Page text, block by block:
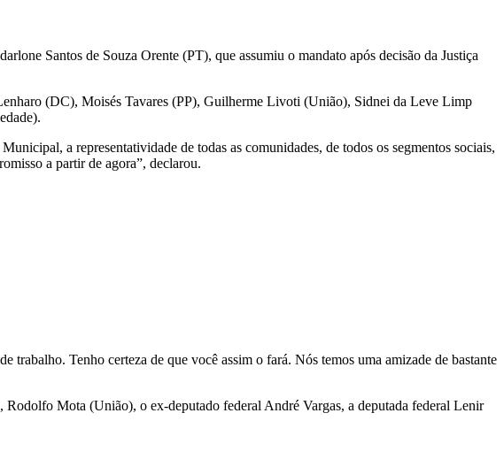
Santos de Souza Orente (PT), que assumiu o mandato após decisão da Justiça
(DC), Moisés Tavares (PP), Guilherme Livoti (União), Sidnei da Leve Limp
a representatividade de todas as comunidades, de todos os segmentos sociais,
a partir de agora”, declarou.
Tenho certeza de que você assim o fará. Nós temos uma amizade de bastante
Mota (União), o ex-deputado federal André Vargas, a deputada federal Lenir